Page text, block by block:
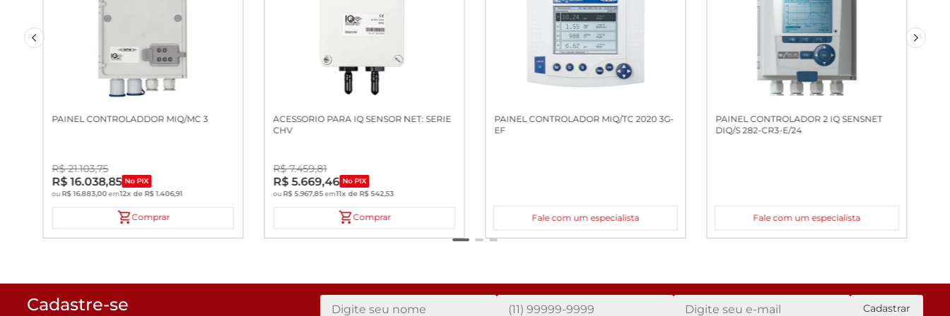
PAINEL CONTROLADDOR MIQ/MC 3
R$ 21.103,75
R$ 16.038,85 No PIX
ou R$ 16.883,00em12x de R$ 1.406,91
Comprar
ACESSORIO PARA IQ SENSOR NET: SERIE
CHV
R$ 7.459,81
R$ 5.669,46 No PIX
ou R$ 5.967,85em11x de R$ 542,53
Comprar
PAINEL CONTROLADOR MIQ/TC 2020 3G-
EF
Fale com um especialista
PAINEL CONTROLADOR 2 IQ SENSNET
DIQ/S 282-CR3-E/24
Fale com um especialista
Cadastre-se Cadastrar